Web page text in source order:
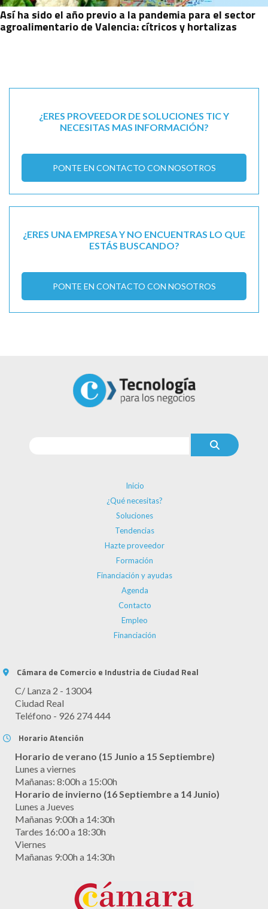
Así ha sido el año previo a la pandemia para el sector
agroalimentario de Valencia: cítricos y hortalizas
¿ERES PROVEEDOR DE SOLUCIONES TIC Y
NECESITAS MAS INFORMACIÓN?
PONTE EN CONTACTO CON NOSOTROS
¿ERES UNA EMPRESA Y NO ENCUENTRAS LO QUE
ESTÁS BUSCANDO?
PONTE EN CONTACTO CON NOSOTROS
Inicio
¿Qué necesitas?
Soluciones
Tendencias
Hazte proveedor
Formación
Financiación y ayudas
Agenda
Contacto
Empleo
Financiación
Cámara de Comercio e Industria de Ciudad Real
C/ Lanza 2 - 13004
Ciudad Real
Teléfono - 926 274 444
Horario Atención
Horario de verano (15 Junio a 15 Septiembre)
Lunes a viernes
Mañanas: 8:00h a 15:00h
Horario de invierno (16 Septiembre a 14 Junio)
Lunes a Jueves
Mañanas 9:00h a 14:30h
Tardes 16:00 a 18:30h
Viernes
Mañanas 9:00h a 14:30h